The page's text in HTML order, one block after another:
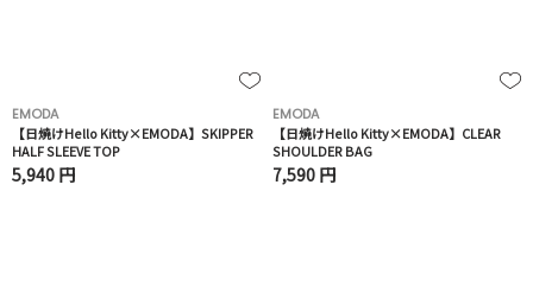
EMODA
【日焼けHello Kitty×EMODA】SKIPPER
HALF SLEEVE TOP
5,940 円
EMODA
【日焼けHello Kitty×EMODA】CLEAR
SHOULDER BAG
7,590 円